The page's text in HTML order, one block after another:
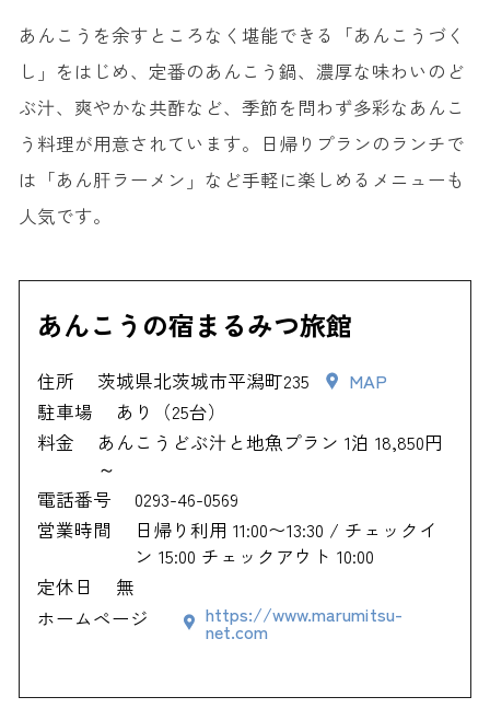
あんこうを余すところなく堪能できる「あんこうづく
し」をはじめ、定番のあんこう鍋、濃厚な味わいのど
ぶ汁、爽やかな共酢など、季節を問わず多彩なあんこ
う料理が用意されています。日帰りプランのランチで
は「あん肝ラーメン」など手軽に楽しめるメニューも
人気です。
あんこうの宿まるみつ旅館
住所 茨城県北茨城市平潟町235
MAP
駐車場
あり（25台）
料金
あんこうどぶ汁と地魚プラン 1泊 18,850円
～
電話番号
0293-46-0569
営業時間
日帰り利用 11:00〜13:30 / チェックイ
ン 15:00 チェックアウト 10:00
定休日
無
ホームページ
https://www.marumitsu-
net.com